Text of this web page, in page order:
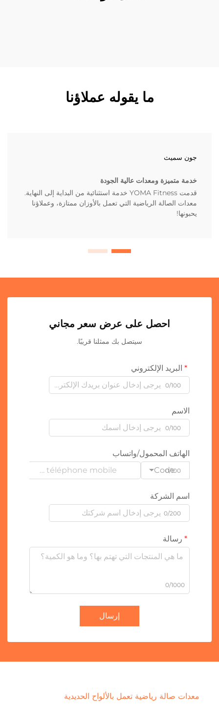
ما يقوله عملاؤنا
جون سميث
خدمة متميزة ومعدات عالية الجودة
قدمت YOMA Fitness خدمة استثنائية من البداية إلى النهاية.
معدات الصالة الرياضية التي تعمل بالأوزان ممتازة، وعملاؤنا
يحبونها!
احصل على عرض سعر مجاني
سيتصل بك ممثلنا قريبًا.
البريد الإلكتروني
0/100
الاسم
0/100
الهاتف المحمول/واتساب
Code
0/100
اسم الشركة
0/200
رسالة
0/1000
إرسال
معدات صالة رياضية تعمل بالألواح الحديدية